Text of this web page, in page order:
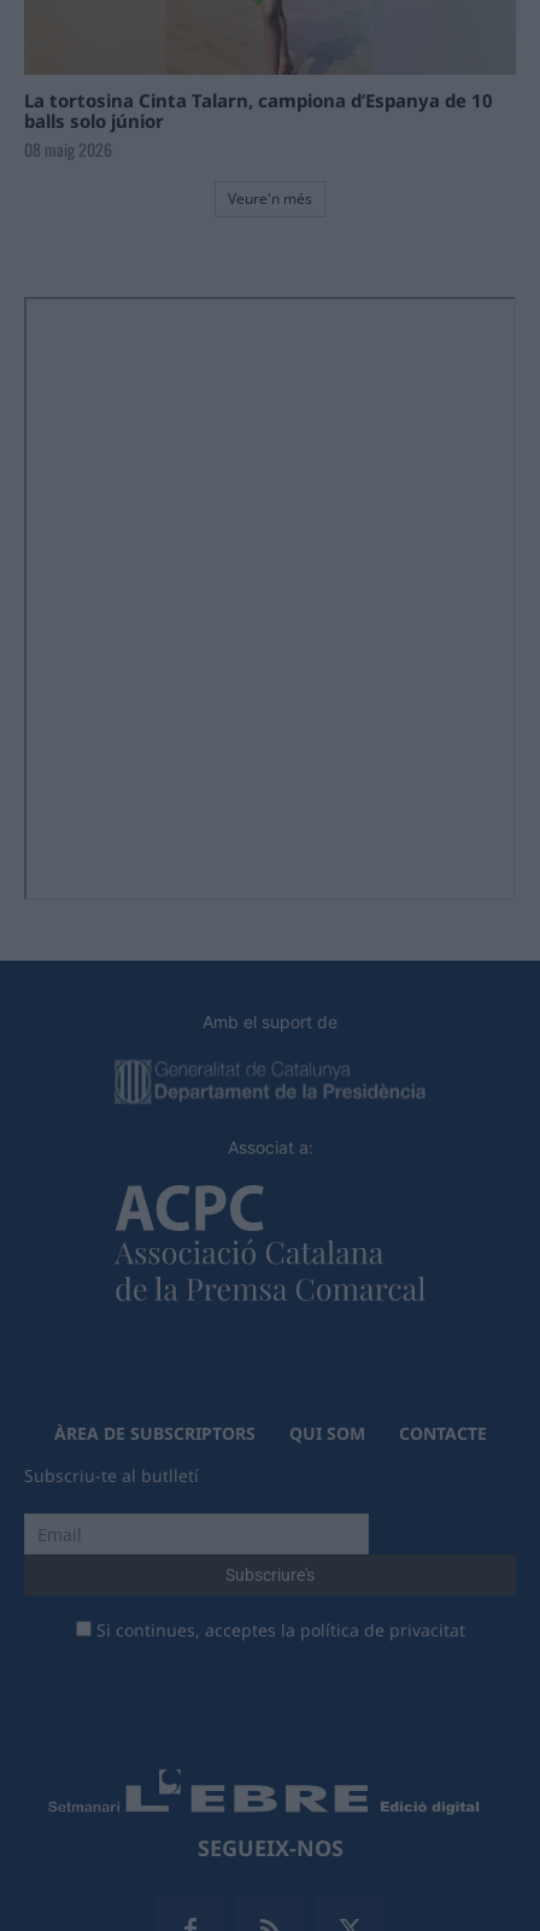
La tortosina Cinta Talarn, campiona d’Espanya de 10
balls solo júnior
08 maig 2026
Veure'n més
Amb el suport de
Associat a:
ÀREA DE SUBSCRIPTORS QUI SOM
CONTACTE
Subscriu-te al butlletí
Si continues, acceptes la política de privacitat
SEGUEIX-NOS